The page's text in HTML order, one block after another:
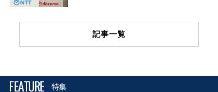
記事一覧
FEATURE 特集